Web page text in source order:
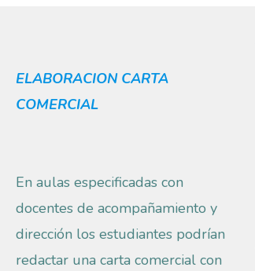
ELABORACION CARTA
COMERCIAL
En aulas especificadas con
docentes de acompañamiento y
dirección los estudiantes podrían
redactar una carta comercial con